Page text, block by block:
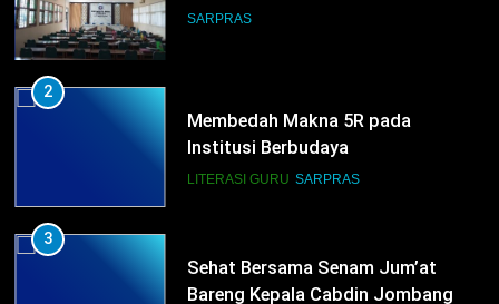
SARPRAS
2
Membedah Makna 5R pada
Institusi Berbudaya
LITERASI GURU SARPRAS
3
Sehat Bersama Senam Jum’at
Bareng Kepala Cabdin Jombang